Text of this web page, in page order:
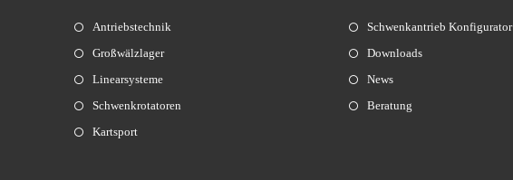
Antriebstechnik
Großwälzlager
Linearsysteme
Schwenkrotatoren
Kartsport
Schwenkantrieb Konfigurator
Downloads
News
Beratung